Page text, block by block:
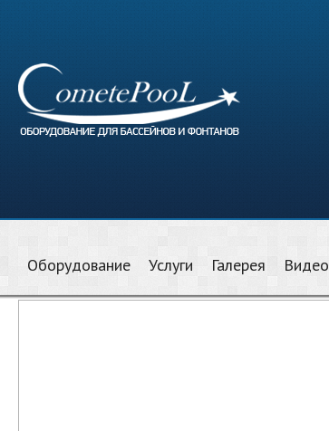
Оборудование Услуги Галерея Видео